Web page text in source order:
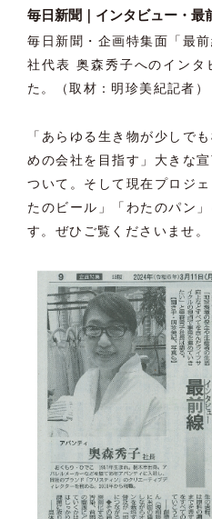
毎日新聞｜インタビュー・最
毎日新聞・企画特集面「最
社代表 奥森秀子へのインタ
た。（取材：明珍美紀記者）
「あらゆる生き物が少しで
めの会社を目指す」大きな
ついて。そして現在プロジ
たのビール」「わたのパン
す。ぜひご覧くださいませ。